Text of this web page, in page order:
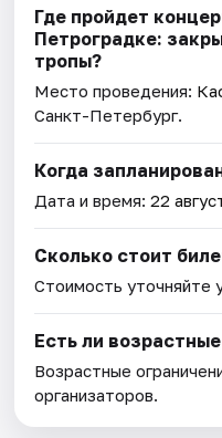
Где пройдет
Петроградке:
тропы?
Место проведения:
Санкт-Петербург.
Когда
Дата и время:22
Сколько стоит
Стоимость уточняйте
Есть ли
Возрастные
организаторов.